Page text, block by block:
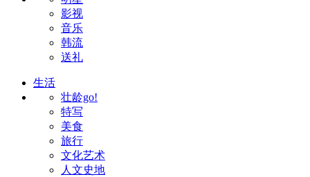
影视
音乐
韩流
送礼
生活
壮龄go!
特写
美食
旅行
文化艺术
人文史地